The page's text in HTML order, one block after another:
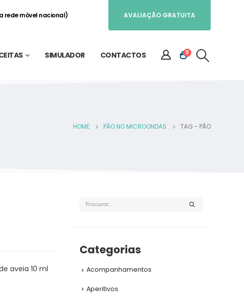
rede móvel nacional) AVALIAÇÃO GRATUITA
SIMULADOR CONTACTOS 0
HOME PÃO NO MICROONDAS TAG - PÃO
aveia 10 ml
Categorias
Acompanhamentos
Aperitivos